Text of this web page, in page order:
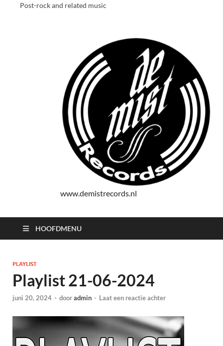
Post-rock and related music
www.demistrecords.nl
HOOFDMENU
PLAYLIST
Playlist 21-06-2024
juni 20, 2024 - dooradmin - Laat een reactie achter